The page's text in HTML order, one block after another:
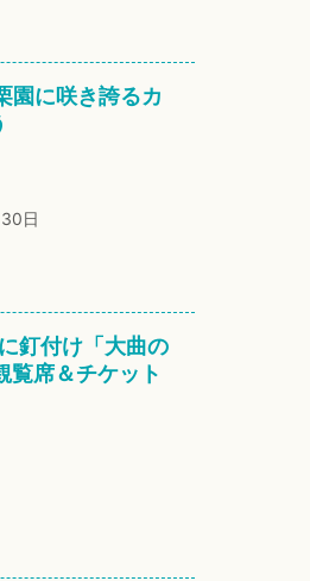
園に咲き誇るカ
日
釘付け「大曲の
覧席＆チケット